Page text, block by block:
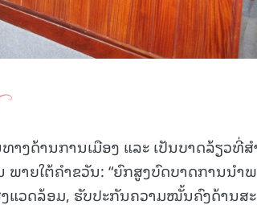
າງດ້ານການເມືອງ ແລະ ເປັນບາດລ້ຽວທີ່
ພາຍໃຕ້ຄໍາຂວັນ: “ຍົກສູງບົດບາດການນໍາ
ແວດລ້ອມ, ຮັບປະກັນຄວາມໝັ້ນຄົງດ້ານສ